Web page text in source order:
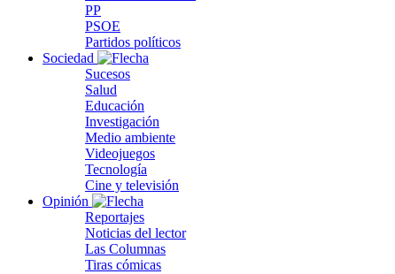
PP
PSOE
Partidos políticos
Sociedad
Sucesos
Salud
Educación
Investigación
Medio ambiente
Videojuegos
Tecnología
Cine y televisión
Opinión
Reportajes
Noticias del lector
Las Columnas
Tiras cómicas